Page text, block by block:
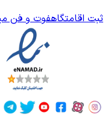
ثبت اقامتگاهفوت و فن